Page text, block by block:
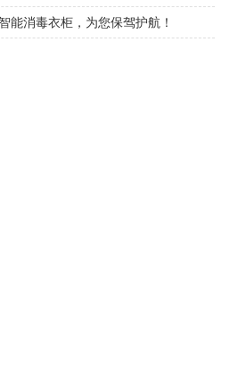
能消毒衣柜，为您保驾护航！